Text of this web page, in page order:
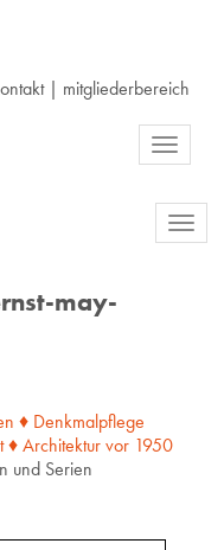
| mitgliederbereich
Toggle
may-
♦ Denkmalpflege
♦ Architekturvor 1950
und Serien